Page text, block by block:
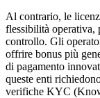
Al contrario, le
flessibilità operativa,
controllo. Gli
offrire bonus più
di pagamento
queste enti
verifiche KYC